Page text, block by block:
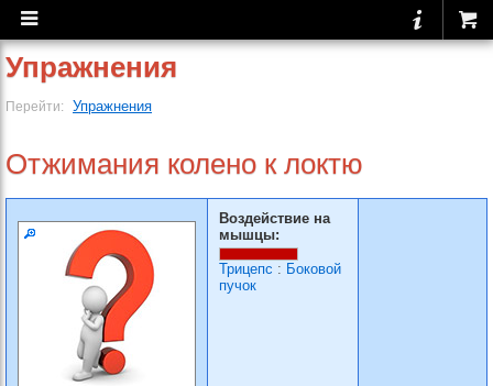
Упражнения
Перейти: Упражнения
Отжимания колено к локтю
Воздействие на
мышцы:
Трицепс : Боковой
пучок